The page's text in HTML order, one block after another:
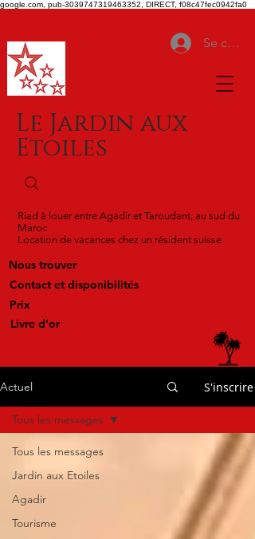
google.com, pub-3039747319463352, DIRECT, f08c47fec0942fa0
Se
Le Jardin aux
Etoiles
Riad à louer entre Agadir et Taroudant, au sud du
Maroc
Location de vacances chez un résident suisse
Nous trouver
Contact et disponibilités
Prix
Livre d'or
Actuel S'inscrire
Tous les messages
Jardin aux Etoiles
Agadir
Tourisme
Tous les messages